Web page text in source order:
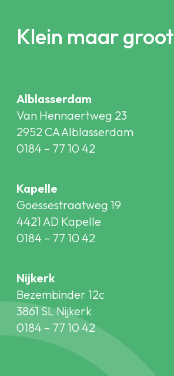
Klein maar groot
Alblasserdam
Van Hennaertweg 23
2952 CA Alblasserdam
0184 – 77 10 42
Kapelle
Goessestraatweg 19
4421 AD Kapelle
0184 – 77 10 42
Nijkerk
Bezembinder 12c
3861 SL Nijkerk
0184 – 77 10 42